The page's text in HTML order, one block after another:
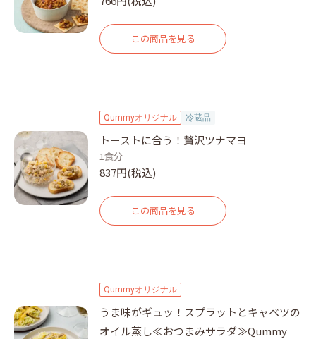
この商品を見る
Qummyオリジナル 冷蔵品
トーストに合う！贅沢ツナマヨ
1食分
837円(税込)
この商品を見る
Qummyオリジナル
うま味がギュッ！スプラットとキャベツの
オイル蒸し≪おつまみサラダ≫Qummy